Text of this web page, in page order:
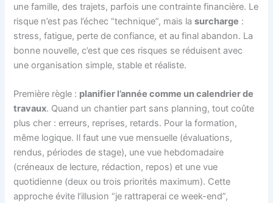
une famille, des trajets, parfois une contrainte financière. Le
risque n’est pas l’échec “technique”, mais lasurcharge :
stress, fatigue, perte de confiance, et au final abandon. La
bonne nouvelle, c’est que ces risques se réduisent avec
une organisation simple, stable et réaliste.
Première règle : planifier l’année comme un calendrier de
travaux. Quand un chantier part sans planning, tout coûte
plus cher : erreurs, reprises, retards. Pour la formation,
même logique. Il faut une vue mensuelle (évaluations,
rendus, périodes de stage), une vue hebdomadaire
(créneaux de lecture, rédaction, repos) et une vue
quotidienne (deux ou trois priorités maximum). Cette
approche évite l’illusion “je rattraperai ce week-end”,